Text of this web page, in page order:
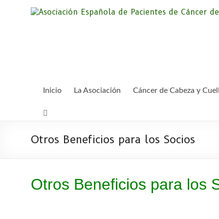
Inicio La Asociación Cáncer de Cabeza y
Otros Beneficios para los Socios
Otros Beneficios para los